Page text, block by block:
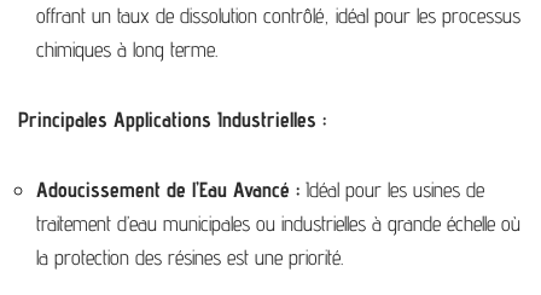
offrant un taux de dissolution contrôlé, idéal pour les processus
chimiques à long terme.
Principales Applications Industrielles :
Adoucissement de l’Eau Avancé : Idéal pour les usines de
traitement d’eau municipales ou industrielles à grande échelle où
la protection des résines est une priorité.